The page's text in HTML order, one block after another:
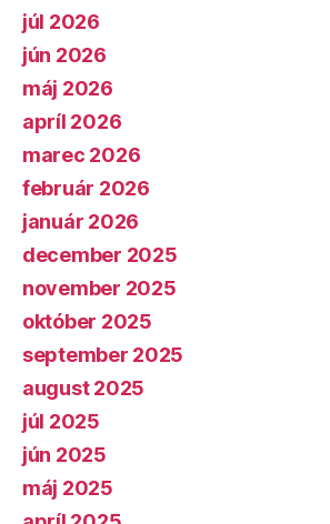
júl 2026
jún 2026
máj 2026
apríl 2026
marec 2026
február 2026
január 2026
december 2025
november 2025
október 2025
september 2025
august 2025
júl 2025
jún 2025
máj 2025